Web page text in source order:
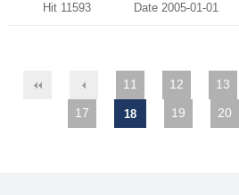
Hit 11593
Date 2005-01-01
11 12 13
17
18 19 20